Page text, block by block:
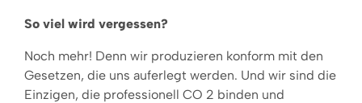
So viel wird vergessen?
Noch mehr! Denn wir produzieren konform mit den
Gesetzen, die uns auferlegt werden. Und wir sind die
Einzigen, die professionell CO 2 binden und